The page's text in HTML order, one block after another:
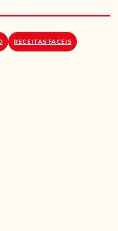
VEGGIE
NÓS
ONLINE
RECEITAS FACEIS